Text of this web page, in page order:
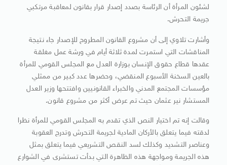
لشئون المرأة أن الرئاسة بصدد إصدار قرار بقانون لمعاقبة مرتكبي
جريمة التحرش.
وأشارت تلاوي إلى أن مشروع القانون المطروح للإصدار جاء نتيجة
المناقشات التي استمرت لمدة ثلاثة أيام في ورشة عمل مغلقة
عقدها قطاع حقوق الإنسان بوزارة العدل مع المجلس القومي للمرأة
بالعين السخنة الأسبوع المنقضي، وحضرها عدد كبير من ممثلي
مؤسسات المجتمع المدني والخبراء القانونيين وافتتحها وزير العدل
المستشار نير عثمان حيث تم عرض أكثر من مشروع قانون.
وقالت إنه تم اختيار النص الذي تقدم به المجلس القومي للمرأة نظرا
لدقته فيما يتعلق بالأركان المادية لجريمة التحرش وتدرج العقوبة
وعناصر التشديد وكذلك لسد النقص التشريعي فيما يتعلق بمثل
هذه الجريمة ومواجهة هذه الظاهرة التي بدأت تستشرى في الشوارع